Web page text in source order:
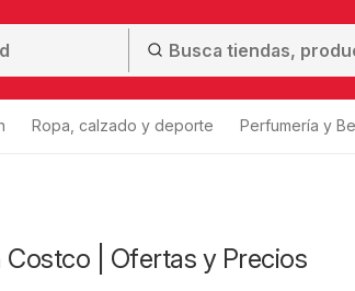
Ropa, calzado y deporte Perfumería y
| Ofertas y Precios